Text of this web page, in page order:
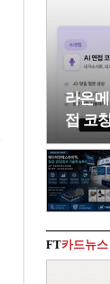
라온
접 코
FT카드뉴스